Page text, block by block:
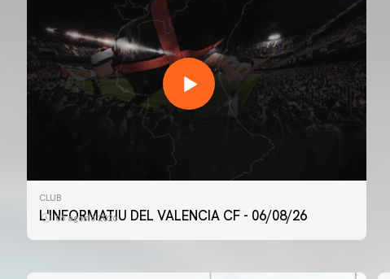
CLUB
L'INFORMATIU DEL VALENCIA CF - 06/08/26
06 agosto 2026